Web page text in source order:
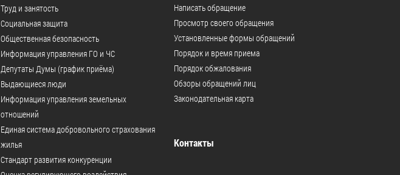
Труд и занятость
Социальная защита
Общественная безопасность
Информация управления ГО и ЧС
Депутаты Думы (график приёма)
Выдающиеся люди
Информация управления земельных
отношений
Единая система добровольного страхования
жилья
Стандарт развития конкуренции
Написать обращение
Просмотр своего обращения
Установленные формы обращений
Порядок и время приема
Порядок обжалования
Обзоры обращений лиц
Законодательная карта
Контакты